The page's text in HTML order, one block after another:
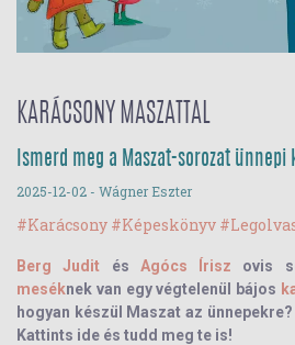
KARÁCSONY MASZATTAL
Ismerd meg a Maszat-sorozat ünnepi
2025-12-02 - Wágner Eszter
#Karácsony #Képeskönyv
Berg Judit és Agócs Írisz ovis
meséknek van egy végtelenül bájos
hogyan készül Maszat az
Kattints ide és tudd meg te is!